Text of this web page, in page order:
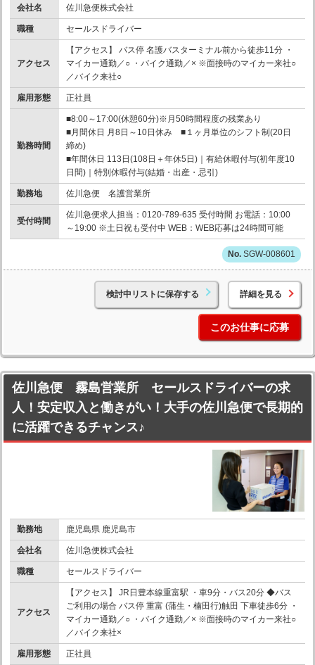
会社名 佐川急便株式会社
職種 セールスドライバー
アクセス
【アクセス】 バス停 名護バスターミナル前から徒歩11分 ・
マイカー通勤／○ ・バイク通勤／× ※面接時のマイカー来社○
／バイク来社○
雇用形態 正社員
勤務時間
■8:00～17:00(休憩60分)※月50時間程度の残業あり
■月間休日 月8日～10日休み ■１ヶ月単位のシフト制(20日
締め)
■年間休日 113日(108日＋年休5日)｜有給休暇付与(初年度10
日間)｜特別休暇付与(結婚・出産・忌引)
勤務地 佐川急便 名護営業所
受付時間
佐川急便求人担当：0120-789-635 受付時間 お電話：10:00
～19:00 ※土日祝も受付中 WEB：WEB応募は24時間可能
SGW-008601
検討中リストに保存する 詳細を見る
このお仕事に応募
佐川急便 霧島営業所 セールスドライバーの求
人！安定収入と働きがい！大手の佐川急便で長期的
に活躍できるチャンス♪
勤務地 鹿児島県 鹿児島市
会社名 佐川急便株式会社
職種 セールスドライバー
アクセス
【アクセス】 JR日豊本線重富駅 ・車9分・バス20分 ◆バス
ご利用の場合 バス停 重富 (蒲生・楠田行)触田 下車徒歩6分 ・
マイカー通勤／○ ・バイク通勤／× ※面接時のマイカー来社○
／バイク来社×
雇用形態 正社員